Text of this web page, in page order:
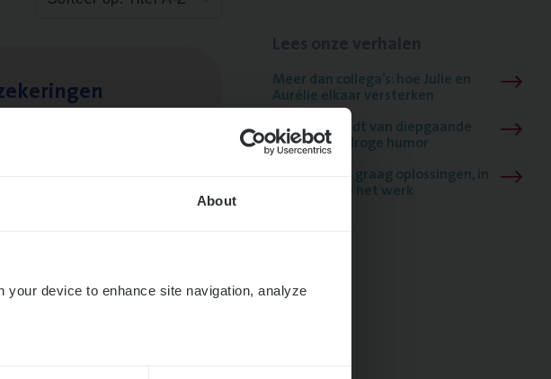
About
your device to enhance site navigation, analyze
Meer dan collega’s: hoe Julie en
Aurélie elkaar versterken
Mathias houdt van diepgaande
dossiers én droge humor
Thalia zoekt graag oplossingen, in
games én op het werk